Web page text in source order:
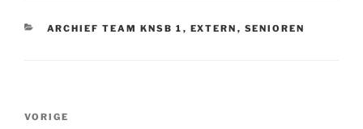
CATEGORIEËN
ARCHIEF TEAM KNSB 1 , EXTERN , SENIOREN
Vorig
VORIGE